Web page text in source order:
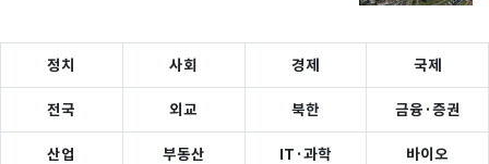
정치 사회 경제 국제
전국 외교 북한 금융·증권
산업 부동산 IT·과학 바이오